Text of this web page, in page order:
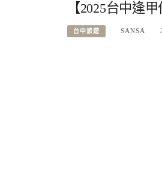
【2025台中逢
台中旅遊 SANSA